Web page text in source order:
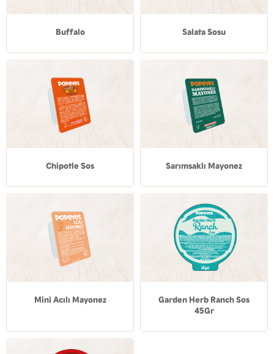
Buffalo Salata Sosu
Chipotle Sos Sarımsaklı Mayonez
Mini Acılı Mayonez
Garden Herb Ranch Sos
45Gr